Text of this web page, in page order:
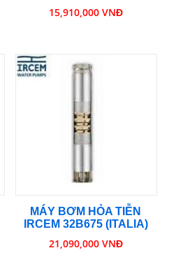
15,910,000 VNĐ
MÁY BƠM HỎA TIỄN
IRCEM 32B675 (ITALIA)
21,090,000 VNĐ